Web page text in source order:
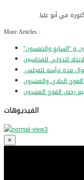
More Articles :
مدة ترأسه للمجلس
الحادي والعشرون
رخص الفوج العشرون
الفيديوهات
×